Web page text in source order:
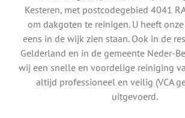
Kesteren, met postcodegebied 4041
om dakgoten te reinigen. U heeft
eens in de wijk zien staan. Ook in de
Gelderland en in de gemeente Neder-
wij een snelle en voordelige reiniging
altijd professioneel en veilig (VCA
uitgevoerd.